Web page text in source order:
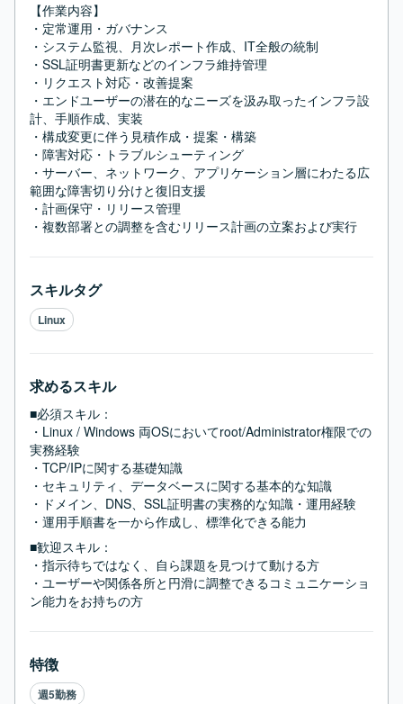
【作業内容】
・定常運用・ガバナンス
・システム監視、月次レポート作成、IT全般の統制
・SSL証明書更新などのインフラ維持管理
・リクエスト対応・改善提案
・エンドユーザーの潜在的なニーズを汲み取ったインフラ設
計、手順作成、実装
・構成変更に伴う見積作成・提案・構築
・障害対応・トラブルシューティング
・サーバー、ネットワーク、アプリケーション層にわたる広
範囲な障害切り分けと復旧支援
・計画保守・リリース管理
・複数部署との調整を含むリリース計画の立案および実行
スキルタグ
Linux
求めるスキル
■必須スキル：
・Linux / Windows 両OSにおいてroot/Administrator権限での
実務経験
・TCP/IPに関する基礎知識
・セキュリティ、データベースに関する基本的な知識
・ドメイン、DNS、SSL証明書の実務的な知識・運用経験
・運用手順書を一から作成し、標準化できる能力
■歓迎スキル：
・指示待ちではなく、自ら課題を見つけて動ける方
・ユーザーや関係各所と円滑に調整できるコミュニケーショ
ン能力をお持ちの方
特徴
週5勤務